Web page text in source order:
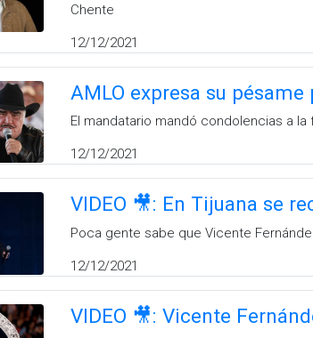
Chente
12/12/2021
AMLO expresa su
El mandatario mandó condolencias a
12/12/2021
VIDEO 🎥: En Tijuana se
Poca gente sabe que Vicente
12/12/2021
VIDEO 🎥: Vicente